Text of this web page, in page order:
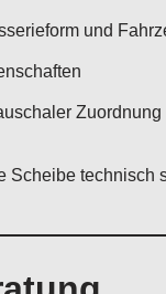
und
Zuordnung
Scheibe